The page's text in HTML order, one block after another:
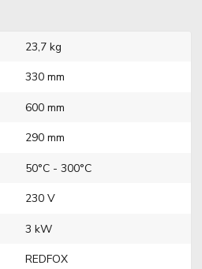
23,7 kg
330 mm
600 mm
290 mm
50°C - 300°C
230 V
3 kW
REDFOX